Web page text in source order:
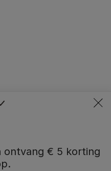
ontvang € 5 korting